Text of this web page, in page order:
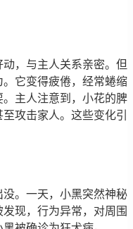
，与主人关系亲密。但
它变得疲倦，经常蜷缩
主人注意到，小花的脾
攻击家人。这些变化引
。一天，小黑突然神秘
现，行为异常，对周围